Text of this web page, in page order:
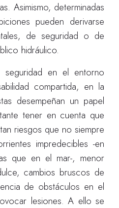
Asimismo, determinadas
pueden derivarse
de seguridad o de
hidráulico.
seguridad en el entorno
compartida, en la
desempeñan un papel
tener en cuenta que
riesgos que no siempre
impredecibles -en
que en el mar-, menor
cambios bruscos de
de obstáculos en el
lesiones. A ello se